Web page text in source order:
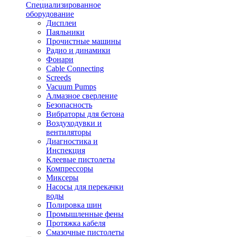
Специализированное
оборудование
Дисплеи
Паяльники
Прочистные машины
Радио и динамики
Фонари
Cable Connecting
Screeds
Vacuum Pumps
Алмазное сверление
Безопасность
Вибраторы для бетона
Воздуходувки и
вентиляторы
Диагностика и
Инспекция
Клеевые пистолеты
Компрессоры
Миксеры
Насосы для перекачки
воды
Полировка шин
Промышленные фены
Протяжка кабеля
Смазочные пистолеты